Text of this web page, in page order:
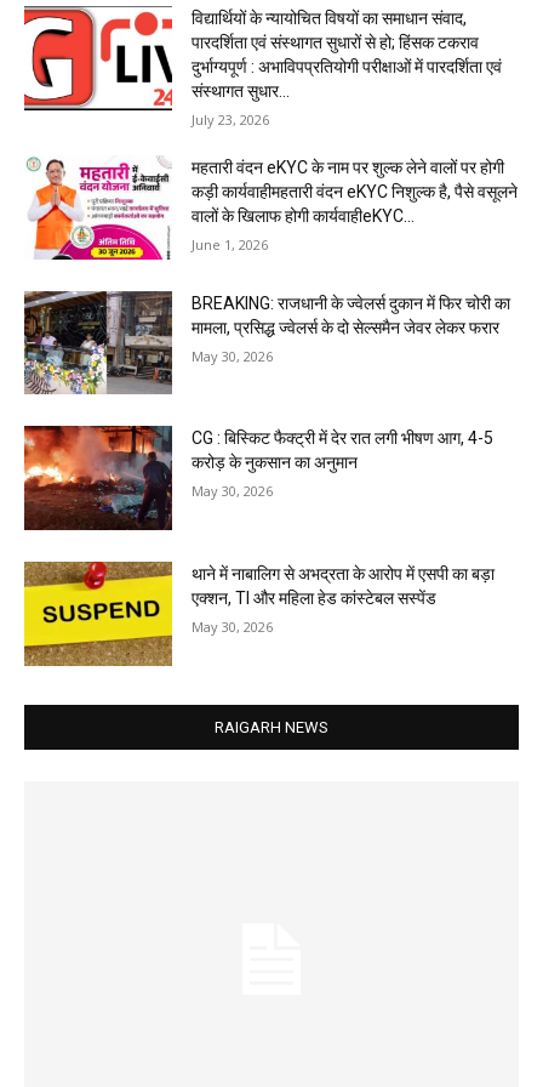
विद्यार्थियों के न्यायोचित विषयों का समाधान संवाद,
पारदर्शिता एवं संस्थागत सुधारों से हो; हिंसक टकराव
दुर्भाग्यपूर्ण : अभाविपप्रतियोगी परीक्षाओं में पारदर्शिता एवं
संस्थागत सुधार...
July 23, 2026
महतारी वंदन eKYC के नाम पर शुल्क लेने वालों पर होगी
कड़ी कार्यवाहीमहतारी वंदन eKYC निशुल्क है, पैसे वसूलने
वालों के खिलाफ होगी कार्यवाहीeKYC...
June 1, 2026
BREAKING: राजधानी के ज्वेलर्स दुकान में फिर चोरी का
मामला, प्रसिद्ध ज्वेलर्स के दो सेल्समैन जेवर लेकर फरार
May 30, 2026
CG : बिस्किट फैक्ट्री में देर रात लगी भीषण आग, 4-5
करोड़ के नुकसान का अनुमान
May 30, 2026
थाने में नाबालिग से अभद्रता के आरोप में एसपी का बड़ा
एक्शन, TI और महिला हेड कांस्टेबल सस्पेंड
May 30, 2026
RAIGARH NEWS